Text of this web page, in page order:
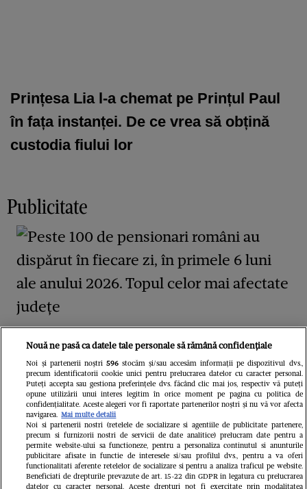
Prințesa Lia l-a chemat pe Prințul Paul
în fața instanței. De ce vrea să obțină
custodia fiului lor
Publicitate
Peste 100 de pensionari români au
dispărut în fiecare zi, în primele 6 luni
ale anului 2026. Topul celor mai
afectate județe
Nouă ne pasă ca datele tale personale să rămână confidențiale
Noi și partenerii noștri 596stocăm și/sau accesăm informații pe dispozitivul dvs.,
precum identificatorii cookie unici pentru prelucrarea datelor cu caracter personal.
Puteți accepta sau gestiona preferințele dvs. făcând clic mai jos, respectiv vă puteți
opune utilizării unui interes legitim în orice moment pe pagina cu politica de
confidențialitate. Aceste alegeri vor fi raportate partenerilor noștri și nu vă vor afecta
navigarea. Mai multe detalii
Noi si partenerii nostri (retelele de socializare si agentiile de publicitate partenere,
precum si furnizorii nostri de servicii de date analitice) prelucram date pentru a
permite website-ului sa functioneze, pentru a personaliza continutul si anunturile
publicitare afisate in functie de interesele si/sau profilul dvs., pentru a va oferi
functionalitati aferente retelelor de socializare si pentru a analiza traficul pe website.
Beneficiati de drepturile prevazute de art. 15-22 din GDPR in legatura cu prelucrarea
datelor cu caracter personal. Aceste drepturi pot fi exercitate prin modalitatea